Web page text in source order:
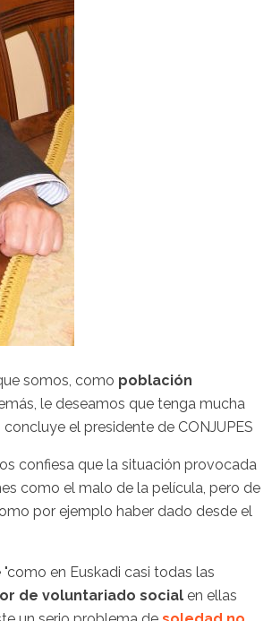
somos, como población
le deseamos que tenga mucha
concluye el presidente de CONJUPES
confiesa que la situación provocada
como el malo de la película, pero de
por ejemplo haber dado desde el
en Euskadi casi todas las
de voluntariado social en ellas